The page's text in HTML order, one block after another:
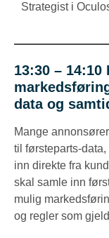
Strategist i
13:30 – 14:10
data og
Mange
til førsteparts-
inn direkte fra
skal samle inn
mulig
og regler som